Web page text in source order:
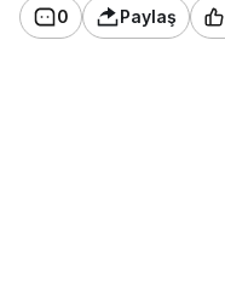
0 Paylaş